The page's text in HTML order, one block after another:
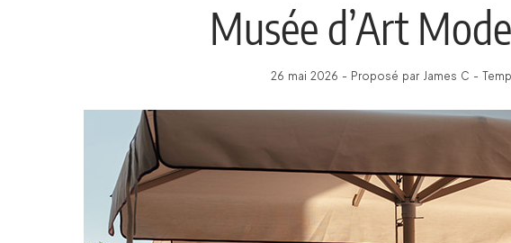
Musée d’Art
26 mai 2026 - Proposé par James C -